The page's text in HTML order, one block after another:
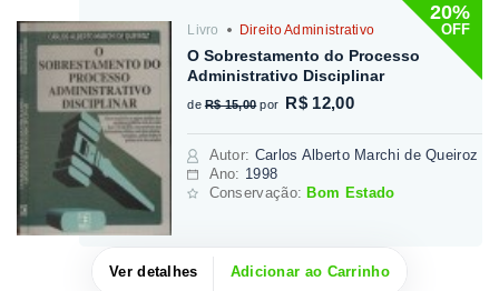
20%
OFF
Livro Direito Administrativo
O Sobrestamento do Processo
Administrativo Disciplinar
de R$ 15,00 por R$ 12,00
Autor: Carlos Alberto Marchi de Queiroz
Ano: 1998
Conservação: Bom Estado
Ver detalhes Adicionar ao Carrinho